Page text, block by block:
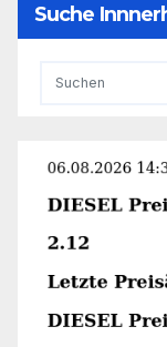
Suche